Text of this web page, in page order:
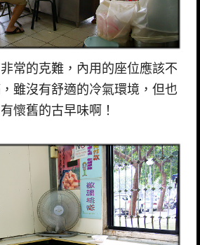
常的克難，內用的座位應該不
雖沒有舒適的冷氣環境，但也
懷舊的古早味啊！